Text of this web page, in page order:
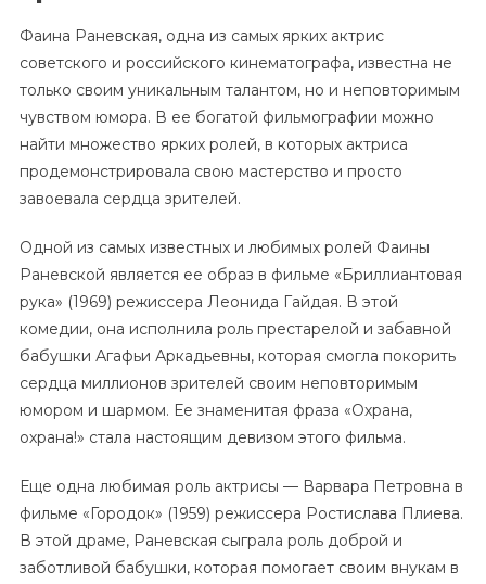
Фаина Раневская, одна из самых ярких актрис
советского и российского кинематографа, известна не
только своим уникальным талантом, но и неповторимым
чувством юмора. В ее богатой фильмографии можно
найти множество ярких ролей, в которых актриса
продемонстрировала свою мастерство и просто
завоевала сердца зрителей.
Одной из самых известных и любимых ролей Фаины
Раневской является ее образ в фильме «Бриллиантовая
рука» (1969) режиссера Леонида Гайдая. В этой
комедии, она исполнила роль престарелой и забавной
бабушки Агафьи Аркадьевны, которая смогла покорить
сердца миллионов зрителей своим неповторимым
юмором и шармом. Ее знаменитая фраза «Охрана,
охрана!» стала настоящим девизом этого фильма.
Еще одна любимая роль актрисы — Варвара Петровна в
фильме «Городок» (1959) режиссера Ростислава Плиева.
В этой драме, Раневская сыграла роль доброй и
заботливой бабушки, которая помогает своим внукам в